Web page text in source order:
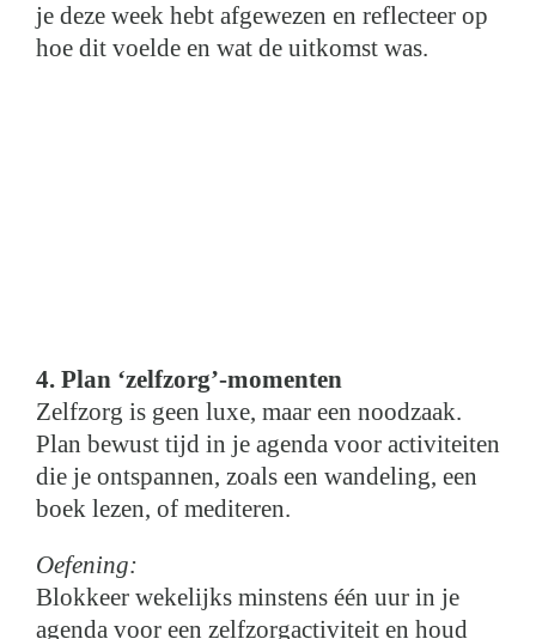
je deze week hebt afgewezen en reflecteer op
hoe dit voelde en wat de uitkomst was.
4. Plan ‘zelfzorg’-momenten
Zelfzorg is geen luxe, maar een noodzaak.
Plan bewust tijd in je agenda voor activiteiten
die je ontspannen, zoals een wandeling, een
boek lezen, of mediteren.
Oefening:
Blokkeer wekelijks minstens één uur in je
agenda voor een zelfzorgactiviteit en houd